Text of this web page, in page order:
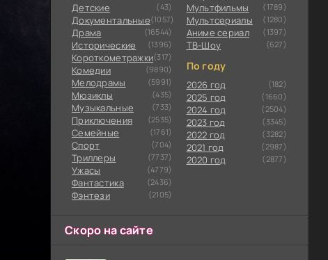
Детские (43)
Документальные(1057)
Драма (16544)
Исторические (1396)
Короткометражки(317)
Комедии (9890)
Мелодрамы (5991)
Мюзиклы (435)
Музыкальные (733)
Приключения (2535)
Семейные (1761)
Cпорт (704)
Триллеры (7737)
Ужасы (4779)
Фантастика (2436)
Фэнтези (2105)
Мультфильмы (1789)
Мультсериалы (1280)
Аниме сериал (1397)
ТВ-Шоу (627)
По году
2026 год (182)
2025 год (1660)
2024 год (2504)
2023 год (3345)
2022 год (3282)
2021 год (2987)
2020 год (2877)
Скоро на сайте